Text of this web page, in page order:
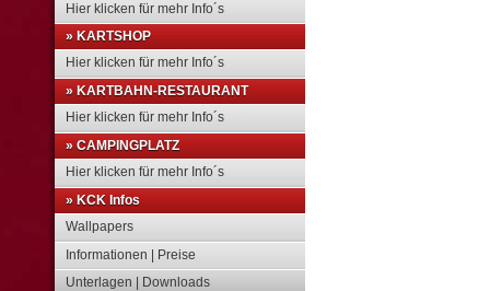
Hier klicken für mehr Info´s
» KARTSHOP
Hier klicken für mehr Info´s
» KARTBAHN-RESTAURANT
Hier klicken für mehr Info´s
» CAMPINGPLATZ
Hier klicken für mehr Info´s
» KCK Infos
Wallpapers
Informationen | Preise
Unterlagen | Downloads